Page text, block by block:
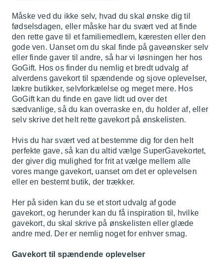
Måske ved du ikke selv, hvad du skal ønske dig til
fødselsdagen, eller måske har du svært ved at finde
den rette gave til et familiemedlem, kæresten eller den
gode ven. Uanset om du skal finde på gaveønsker selv
eller finde gaver til andre, så har vi løsningen her hos
GoGift. Hos os finder du nemlig et bredt udvalg af
alverdens gavekort til spændende og sjove oplevelser,
lækre butikker, selvforkælelse og meget mere. Hos
GoGift kan du finde en gave lidt ud over det
sædvanlige, så du kan overraske en, du holder af, eller
selv skrive det helt rette gavekort på ønskelisten.
Hvis du har svært ved at bestemme dig for den helt
perfekte gave, så kan du altid vælge SuperGavekortet,
der giver dig mulighed for frit at vælge mellem alle
vores mange gavekort, uanset om det er oplevelsen
eller en bestemt butik, der trækker.
Her på siden kan du se et stort udvalg af gode
gavekort, og herunder kan du få inspiration til, hvilke
gavekort, du skal skrive på ønskelisten eller glæde
andre med. Der er nemlig noget for enhver smag.
Gavekort til spændende oplevelser